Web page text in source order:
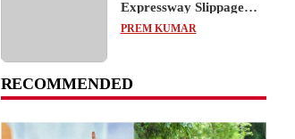
Expressway Slippage
Action: कानपुर-लखनऊ
और कंपनियों पर गिरी गाज,
PREM KUMAR
RECOMMENDED